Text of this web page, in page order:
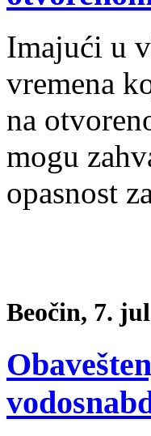
Imajući u
vremena
na
mogu
opasnost
Beočin, 7.